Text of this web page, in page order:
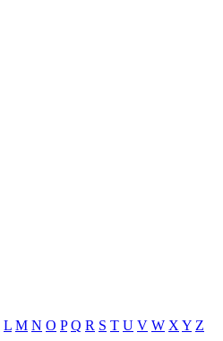
L M N O P Q R S T U V W X Y Z